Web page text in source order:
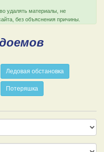
удалять материалы, не
без объяснения причины.
Ледовая обстановка
Потеряшка